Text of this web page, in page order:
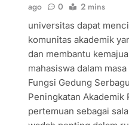
ago
0 2 mins
universitas dapat
komunitas akademik
dan membantu
mahasiswa dalam
Fungsi Gedung
Peningkatan Akademik
pertemuan sebagai